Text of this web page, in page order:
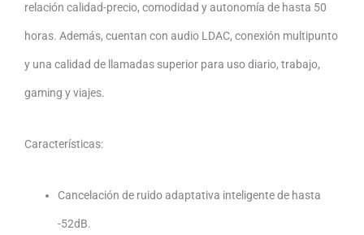
relación calidad-precio, comodidad y autonomía de hasta 50
horas. Además, cuentan con audio LDAC, conexión multipunto
y una calidad de llamadas superior para uso diario, trabajo,
gaming y viajes.
Características:
Cancelación de ruido adaptativa inteligente de hasta
-52dB.